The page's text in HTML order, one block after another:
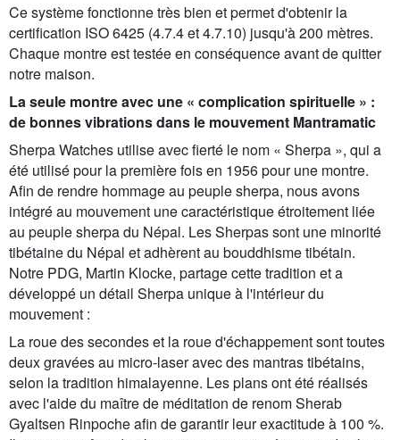
Ce système fonctionne très bien et permet d'obtenir la
certification ISO 6425 (4.7.4 et 4.7.10) jusqu'à 200 mètres.
Chaque montre est testée en conséquence avant de quitter
notre maison.
La seule montre avec une « complication spirituelle » :
de bonnes vibrations dans le mouvement Mantramatic
Sherpa Watches utilise avec fierté le nom « Sherpa », qui a
été utilisé pour la première fois en 1956 pour une montre.
Afin de rendre hommage au peuple sherpa, nous avons
intégré au mouvement une caractéristique étroitement liée
au peuple sherpa du Népal. Les Sherpas sont une minorité
tibétaine du Népal et adhèrent au bouddhisme tibétain.
Notre PDG, Martin Klocke, partage cette tradition et a
développé un détail Sherpa unique à l'intérieur du
mouvement :
La roue des secondes et la roue d'échappement sont toutes
deux gravées au micro-laser avec des mantras tibétains,
selon la tradition himalayenne. Les plans ont été réalisés
avec l'aide du maître de méditation de renom Sherab
Gyaltsen Rinpoche afin de garantir leur exactitude à 100 %.